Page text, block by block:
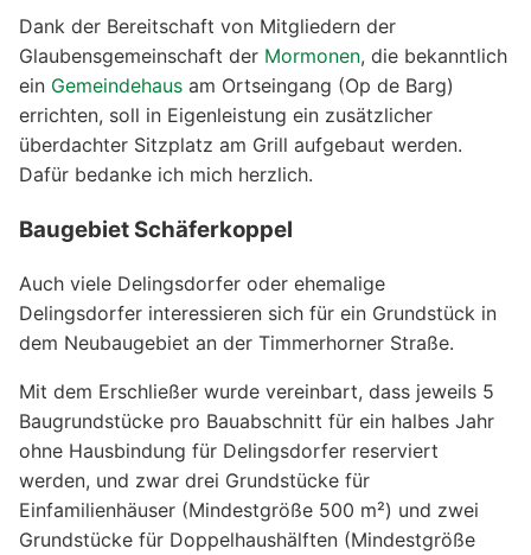
Dank der Bereitschaft von Mitgliedern der
Glaubensgemeinschaft der Mormonen, die bekanntlich
ein Gemeindehaus am Ortseingang (Op de Barg)
errichten, soll in Eigenleistung ein zusätzlicher
überdachter Sitzplatz am Grill aufgebaut werden.
Dafür bedanke ich mich herzlich.
Baugebiet Schäferkoppel
Auch viele Delingsdorfer oder ehemalige
Delingsdorfer interessieren sich für ein Grundstück in
dem Neubaugebiet an der Timmerhorner Straße.
Mit dem Erschließer wurde vereinbart, dass jeweils 5
Baugrundstücke pro Bauabschnitt für ein halbes Jahr
ohne Hausbindung für Delingsdorfer reserviert
werden, und zwar drei Grundstücke für
Einfamilienhäuser (Mindestgröße 500 m²) und zwei
Grundstücke für Doppelhaushälften (Mindestgröße